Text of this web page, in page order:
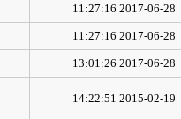
2017-06-28 11:27:16
2017-06-28 11:27:16
2017-06-28 13:01:26
2015-02-19 14:22:51